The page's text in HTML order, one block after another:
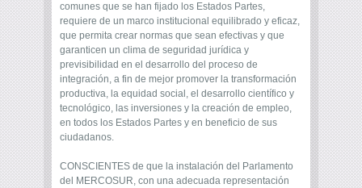
comunes que se han fijado los Estados Partes,
requiere de un marco institucional equilibrado y eficaz,
que permita crear normas que sean efectivas y que
garanticen un clima de seguridad jurídica y
previsibilidad en el desarrollo del proceso de
integración, a fin de mejor promover la transformación
productiva, la equidad social, el desarrollo científico y
tecnológico, las inversiones y la creación de empleo,
en todos los Estados Partes y en beneficio de sus
ciudadanos.
CONSCIENTES de que la instalación del Parlamento
del MERCOSUR, con una adecuada representación